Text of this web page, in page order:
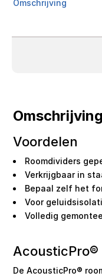
Omschrijving
Omschrijving
Voordelen
Roomdividers
Verkrijgbaar in
Bepaal zelf het
Voor
Volledig
AcousticPro®
De AcousticPro®